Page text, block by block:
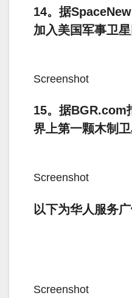
14。据
加入美国军事卫星
Screenshot
15。据BGR.com
界上第一颗木制卫
Screenshot
以下为华人服务广
Screenshot